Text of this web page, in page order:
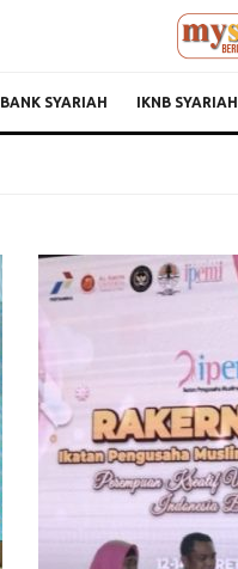
BANK SYARIAH IKNB SYARIAH